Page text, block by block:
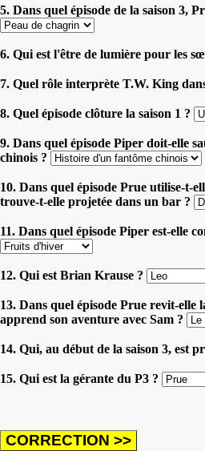
5. Dans quel épisode de la saison 3,
6. Qui est l'être de lumière pour les
7. Quel rôle interprète T.W. King
8. Quel épisode clôture la saison 1 ?
9. Dans quel épisode Piper doit-elle
chinois ?
10. Dans quel épisode Prue utilise-t-
trouve-t-elle projetée dans un bar ?
11. Dans quel épisode Piper est-elle
12. Qui est Brian Krause ?
13. Dans quel épisode Prue revit-elle
apprend son aventure avec Sam ?
14. Qui, au début de la saison 3, est
15. Qui est la gérante du P3 ?